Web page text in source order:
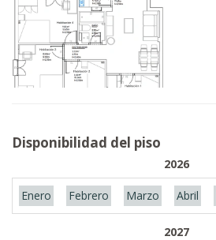
Disponibilidad del piso
2026
Enero Febrero Marzo Abril
2027